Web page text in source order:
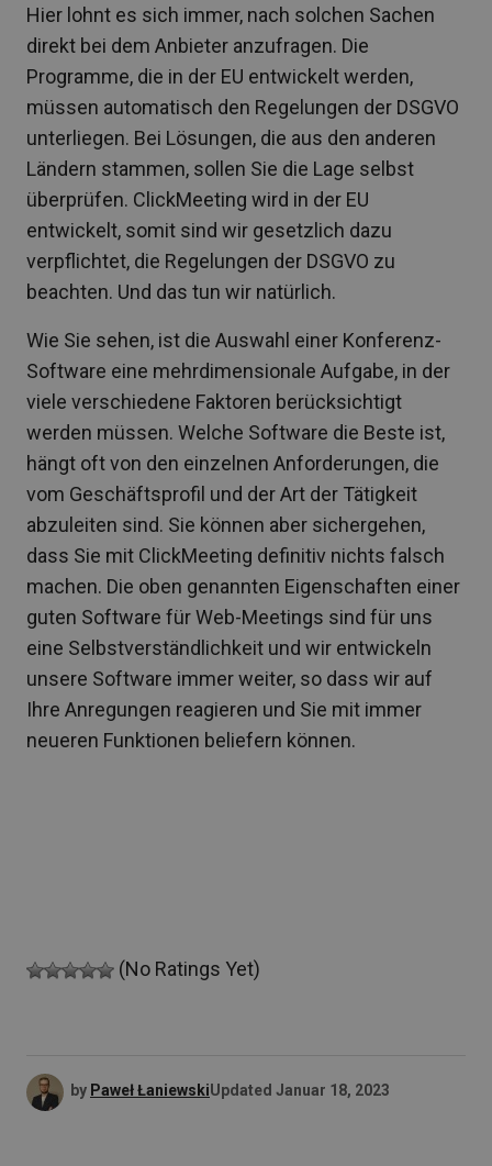
Hier lohnt es sich immer, nach solchen Sachen
direkt bei dem Anbieter anzufragen. Die
Programme, die in der EU entwickelt werden,
müssen automatisch den Regelungen der DSGVO
unterliegen. Bei Lösungen, die aus den anderen
Ländern stammen, sollen Sie die Lage selbst
überprüfen. ClickMeeting wird in der EU
entwickelt, somit sind wir gesetzlich dazu
verpflichtet, die Regelungen der DSGVO zu
beachten. Und das tun wir natürlich.
Wie Sie sehen, ist die Auswahl einer Konferenz-
Software eine mehrdimensionale Aufgabe, in der
viele verschiedene Faktoren berücksichtigt
werden müssen. Welche Software die Beste ist,
hängt oft von den einzelnen Anforderungen, die
vom Geschäftsprofil und der Art der Tätigkeit
abzuleiten sind. Sie können aber sichergehen,
dass Sie mit ClickMeeting definitiv nichts falsch
machen. Die oben genannten Eigenschaften einer
guten Software für Web-Meetings sind für uns
eine Selbstverständlichkeit und wir entwickeln
unsere Software immer weiter, so dass wir auf
Ihre Anregungen reagieren und Sie mit immer
neueren Funktionen beliefern können.
(No Ratings Yet)
by Paweł ŁaniewskiUpdated Januar 18, 2023